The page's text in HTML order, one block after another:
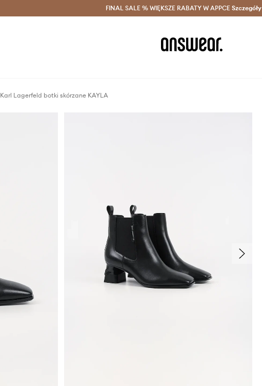
Oszczędzaj z Answear Club > Dostawa nawet w 24h >
FINAL SALE % WIĘKSZE RABATY W APPCE Szczegóły
Karl Lagerfeld botki skórzane KAYLA